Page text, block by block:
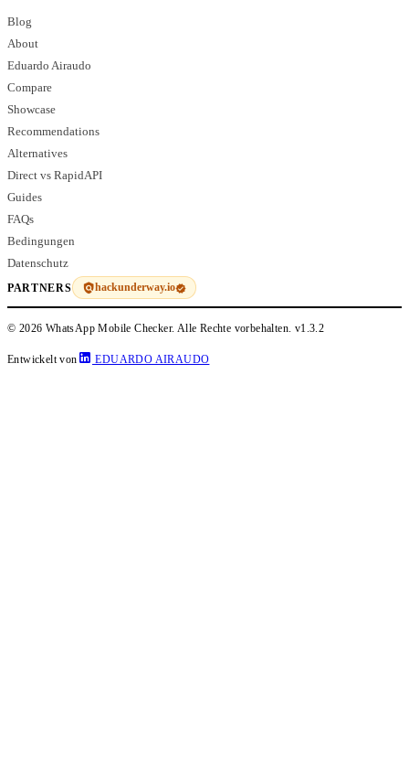
Blog
About
Eduardo Airaudo
Compare
Showcase
Recommendations
Alternatives
Direct vs RapidAPI
Guides
FAQs
Bedingungen
Datenschutz
PARTNERS hackunderway.io
© 2026 WhatsApp Mobile Checker. Alle Rechte vorbehalten. v1.3.2
Entwickelt von EDUARDO AIRAUDO